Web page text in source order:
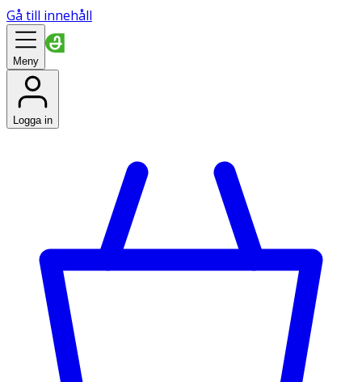
Gå till innehåll
Meny
Logga in